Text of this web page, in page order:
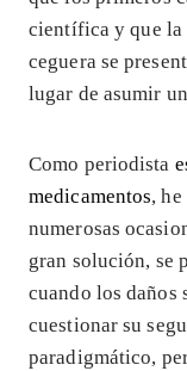
científica y que la
ceguera se
lugar de asumir
Como periodista
medicamentos,
numerosas
gran solución, se
cuando los daños
cuestionar su
paradigmático,